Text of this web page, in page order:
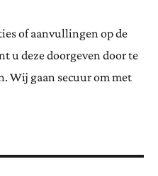
of aanvullingen op de
u deze doorgeven door te
Wij gaan secuur om met